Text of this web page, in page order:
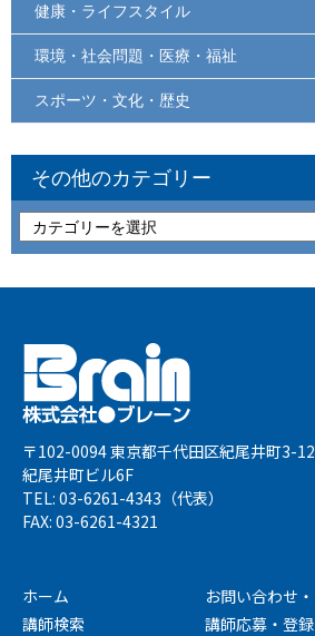
健康・ライフスタイル
環境・社会問題・医療・福祉
スポーツ・文化・歴史
その他のカテゴリー
〒102-0094 東京都千代田区紀尾井町3-12
紀尾井町ビル6F
TEL: 03-6261-4343（代表）
FAX: 03-6261-4321
ホーム
講師検索
お問い合わせ
講師応募・登録